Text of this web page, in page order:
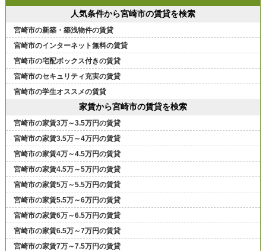
人気条件から宮崎市の賃貸を検索
宮崎市の新築・築浅物件の賃貸
宮崎市のインターネット無料の賃貸
宮崎市の宅配ボックス付きの賃貸
宮崎市のセキュリティ充実の賃貸
宮崎市の学生オススメの賃貸
家賃から宮崎市の賃貸を検索
宮崎市の家賃3万～3.5万円の賃貸
宮崎市の家賃3.5万～4万円の賃貸
宮崎市の家賃4万～4.5万円の賃貸
宮崎市の家賃4.5万～5万円の賃貸
宮崎市の家賃5万～5.5万円の賃貸
宮崎市の家賃5.5万～6万円の賃貸
宮崎市の家賃6万～6.5万円の賃貸
宮崎市の家賃6.5万～7万円の賃貸
宮崎市の家賃7万～7.5万円の賃貸